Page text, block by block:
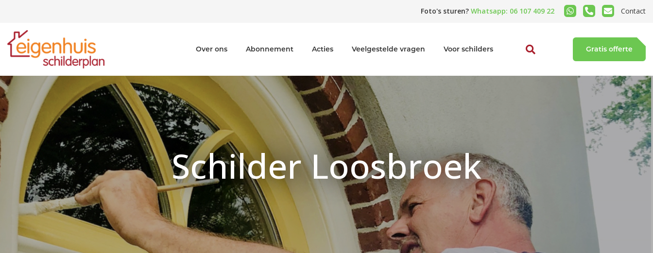
Foto's sturen? Whatsapp: 06 107 409 22 Contact
Over ons Abonnement Acties Veelgestelde vragen Voor schilders Gratis offerte
Schilder Loosbroek